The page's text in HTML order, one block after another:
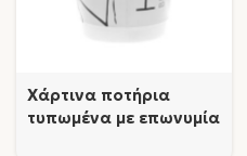
Χάρτινα ποτήρια
τυπωμένα με επωνυμία